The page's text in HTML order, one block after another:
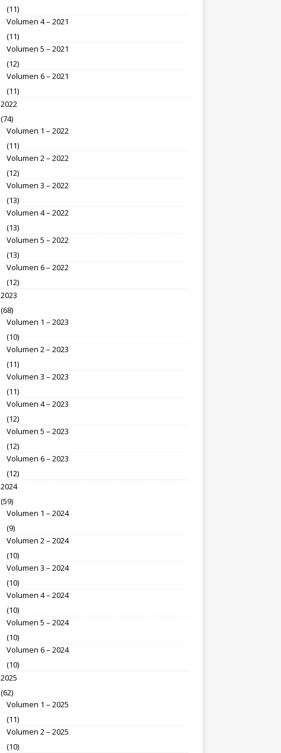
(11)
Volumen 4 – 2021
(11)
Volumen 5 – 2021
(12)
Volumen 6 – 2021
(11)
2022
(74)
Volumen 1 – 2022
(11)
Volumen 2 – 2022
(12)
Volumen 3 – 2022
(13)
Volumen 4 – 2022
(13)
Volumen 5 – 2022
(13)
Volumen 6 – 2022
(12)
2023
(68)
Volumen 1 – 2023
(10)
Volumen 2 – 2023
(11)
Volumen 3 – 2023
(11)
Volumen 4 – 2023
(12)
Volumen 5 – 2023
(12)
Volumen 6 – 2023
(12)
2024
(59)
Volumen 1 – 2024
(9)
Volumen 2 – 2024
(10)
Volumen 3 – 2024
(10)
Volumen 4 – 2024
(10)
Volumen 5 – 2024
(10)
Volumen 6 – 2024
(10)
2025
(62)
Volumen 1 – 2025
(11)
Volumen 2 – 2025
(10)